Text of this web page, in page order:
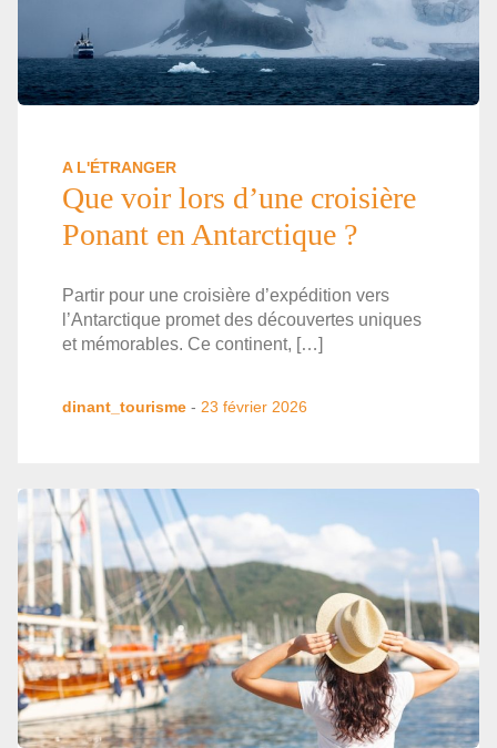
A L'ÉTRANGER
Que voir lors d’une croisière
Ponant en Antarctique ?
Partir pour une croisière d’expédition vers
l’Antarctique promet des découvertes uniques
et mémorables. Ce continent, […]
dinant_tourisme - 23 février 2026